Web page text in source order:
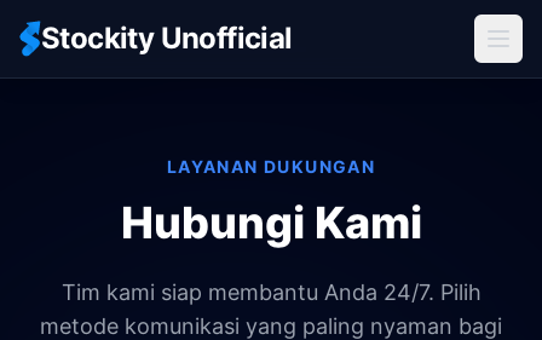
Stockity Unofficial
LAYANAN DUKUNGAN
Hubungi Kami
Tim kami siap membantu Anda 24/7. Pilih
metode komunikasi yang paling nyaman bagi